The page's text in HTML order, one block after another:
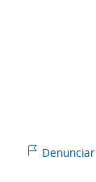
Denunciar